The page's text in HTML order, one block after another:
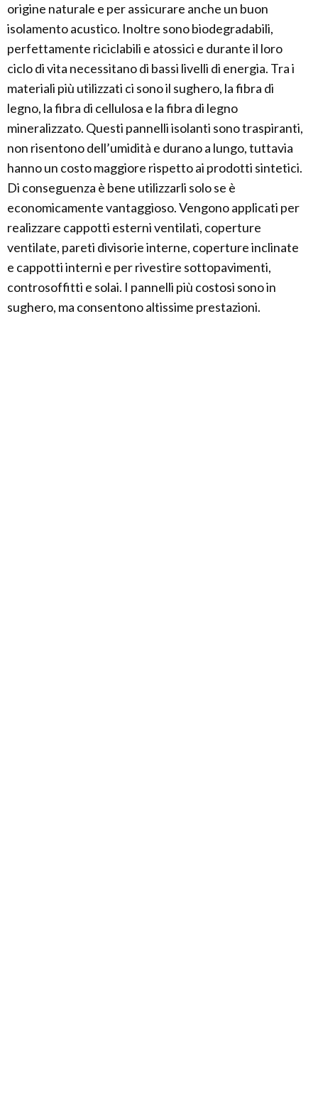
origine naturale e per assicurare anche un buon
isolamento acustico. Inoltre sono biodegradabili,
perfettamente riciclabili e atossici e durante il loro
ciclo di vita necessitano di bassi livelli di energia. Tra i
materiali più utilizzati ci sono il sughero, la fibra di
legno, la fibra di cellulosa e la fibra di legno
mineralizzato. Questi pannelli isolanti sono traspiranti,
non risentono dell’umidità e durano a lungo, tuttavia
hanno un costo maggiore rispetto ai prodotti sintetici.
Di conseguenza è bene utilizzarli solo se è
economicamente vantaggioso. Vengono applicati per
realizzare cappotti esterni ventilati, coperture
ventilate, pareti divisorie interne, coperture inclinate
e cappotti interni e per rivestire sottopavimenti,
controsoffitti e solai. I pannelli più costosi sono in
sughero, ma consentono altissime prestazioni.